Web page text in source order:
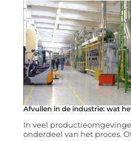
Afvullen in de industrie: wat
In veel
onderdeel van het proces.